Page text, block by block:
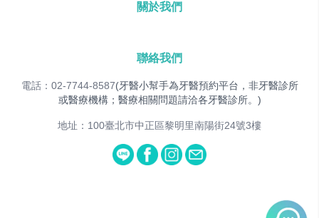
關於我們
聯絡我們
電話：02-7744-8587(牙醫小幫手為牙醫預約平台，非牙醫診所
或醫療機構；醫療相關問題請洽各牙醫診所。)
地址：100臺北市中正區黎明里南陽街24號3樓